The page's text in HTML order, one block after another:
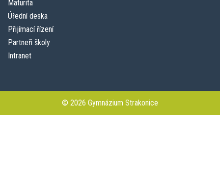
Maturita
Úřední deska
Přijímací řízení
Partneři školy
Intranet
© 2026 Gymnázium Strakonice